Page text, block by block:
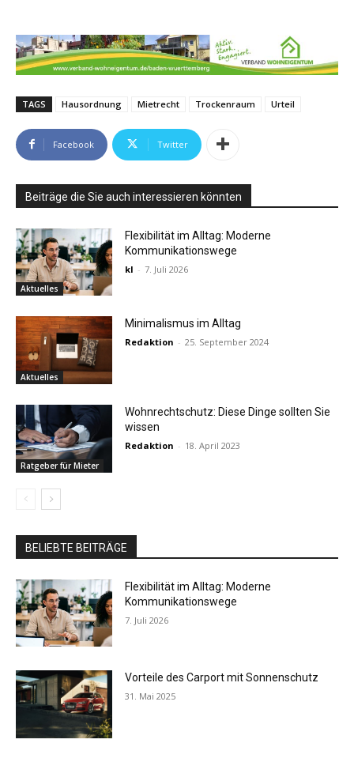
TAGS Hausordnung Mietrecht Trockenraum Urteil
Facebook Twitter
Beiträge die Sie auch interessieren könnten
Aktuelles
Flexibilität im Alltag: Moderne
Kommunikationswege
kl - 7. Juli 2026
Aktuelles
Minimalismus im Alltag
Redaktion - 25. September 2024
Ratgeber für Mieter
Wohnrechtschutz: Diese Dinge sollten Sie
wissen
Redaktion - 18. April 2023
BELIEBTE BEITRÄGE
Flexibilität im Alltag: Moderne
Kommunikationswege
7. Juli 2026
Vorteile des Carport mit Sonnenschutz
31. Mai 2025